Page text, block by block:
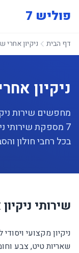
פוליש 7
דף הבית ניקיון אחרי
ניקיון
מחפשים שירות
7 מספקת שירותי
בכל רחבי חולון
שירותי
ניקיון מקצועי
שאריות טיט, צבע